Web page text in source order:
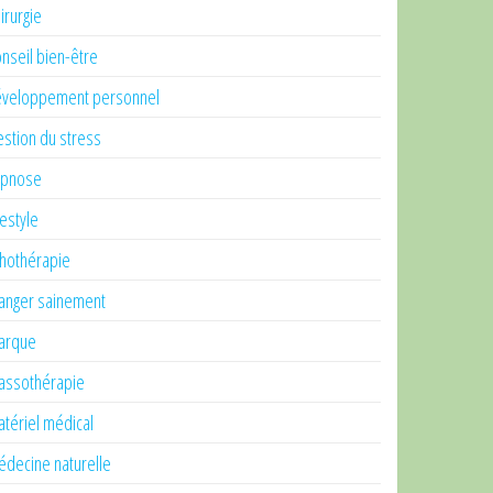
bien-être
personnel
du stress
sainement
médical
naturelle